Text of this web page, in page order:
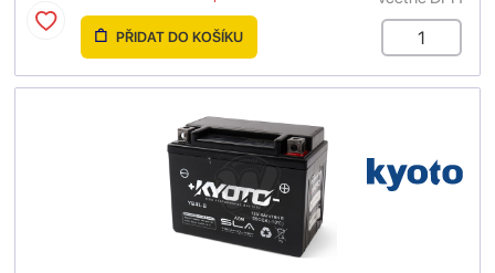
PŘIDAT DO KOŠÍKU